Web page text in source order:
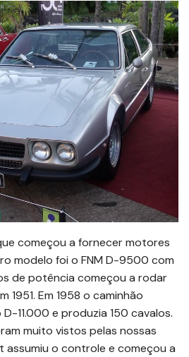
começou a fornecer motores
modelo foi o FNM D-9500 com
de potência começou a rodar
1951. Em 1958 o caminhão
11.000 e produzia 150 cavalos.
muito vistos pelas nossas
assumiu o controle e começou a